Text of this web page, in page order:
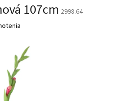
107cm 2998.64